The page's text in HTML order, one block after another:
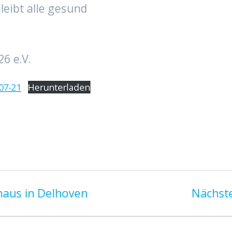
alle gesund
e.V.
21 Herunterladen
in Delhoven